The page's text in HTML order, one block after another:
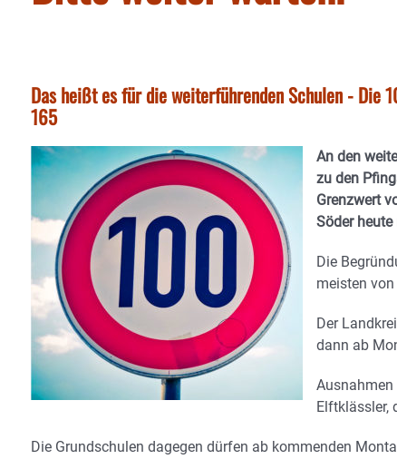
Das heißt es für die weiterführenden Schulen - Die
165
An den
zu den
Grenzwert
Söder
Die
meisten
Der
dann ab
Elftklässler,
Die Grundschulen dagegen dürfen ab kommenden